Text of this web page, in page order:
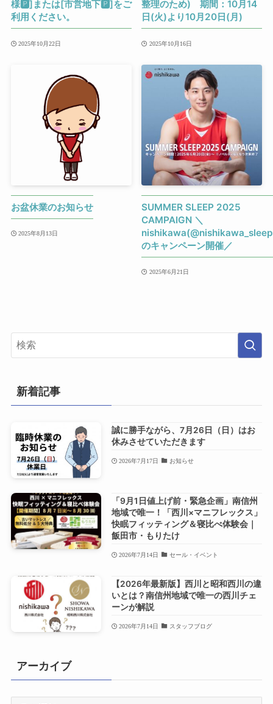
様🅿]または[市営地下🅿]をご
利用ください。
2025年10月22日
整理のため) 期間：10月14
日(火)より10月20日(月)
2025年10月16日
お盆休業のお知らせ
2025年8月13日
SUMMER SLEEP 2025
CAMPAIGN ＼
のキャンペーン開催／
2025年6月21日
新着記事
誠に勝手ながら、7月26日（日）はお
休みさせていただきます
2026年7月17日 お知らせ
「9月1日値上げ前・緊急企画」南信州
地域で唯一！「西川×マニフレックス」
快眠フィッティング＆寝比べ体験会｜
飯田市・もりたけ
2026年7月14日 セール・イベント
【2026年最新版】西川と昭和西川の違
いとは？南信州地域で唯一の西川チェ
ーンが解説
2026年7月14日 スタッフブログ
アーカイブ